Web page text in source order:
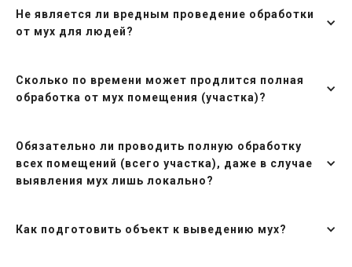
Не является ли вредным проведение обработки
от мух для людей?
Сколько по времени может продлится полная
обработка от мух помещения (участка)?
Обязательно ли проводить полную обработку
всех помещений (всего участка), даже в случае
выявления мух лишь локально?
Как подготовить объект к выведению мух?